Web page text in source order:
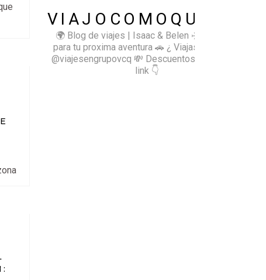
VIAJOCOMOQUIERO
🌍 Blog de viajes | Isaac & Belen ✈️ Inspírate
para tu proxima aventura 🚗 ¿ Viajas sol@? 👉🏻
@viajesengrupovcq 💸 Descuentos y tips en el
link 👇